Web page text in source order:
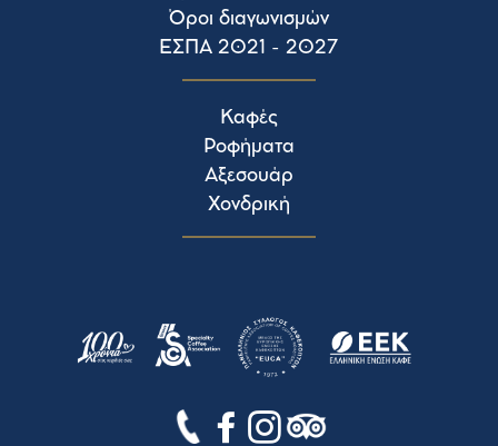
Όροι διαγωνισμών
ΕΣΠΑ 2021 - 2027
Καφές
Ροφήματα
Αξεσουάρ
Χονδρική